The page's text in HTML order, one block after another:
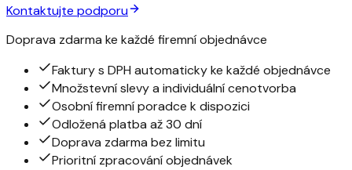
Kontaktujte podporu
Doprava zdarma ke každé firemní objednávce
Faktury s DPH automaticky ke každé objednávce
Množstevní slevy a individuální cenotvorba
Osobní firemní poradce k dispozici
Odložená platba až 30 dní
Doprava zdarma bez limitu
Prioritní zpracování objednávek